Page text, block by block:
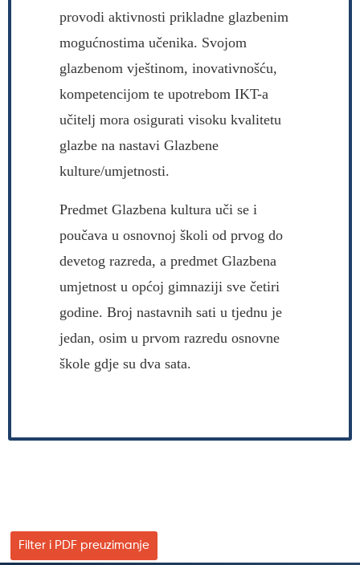
provodi aktivnosti prikladne glazbenim
mogućnostima učenika. Svojom
glazbenom vještinom, inovativnošću,
kompetencijom te upotrebom IKT-a
učitelj mora osigurati visoku kvalitetu
glazbe na nastavi Glazbene
kulture/umjetnosti.
Predmet Glazbena kultura uči se i
poučava u osnovnoj školi od prvog do
devetog razreda, a predmet Glazbena
umjetnost u općoj gimnaziji sve četiri
godine. Broj nastavnih sati u tjednu je
jedan, osim u prvom razredu osnovne
škole gdje su dva sata.
Filter i PDF preuzimanje